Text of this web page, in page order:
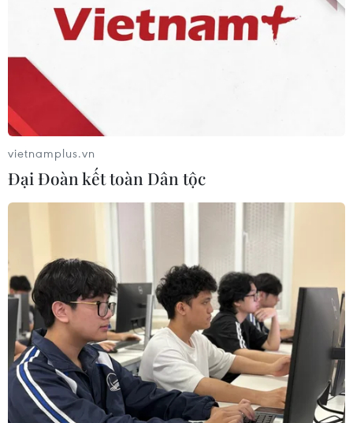
các kế hoạch kinh tế
19/11/2019 04:07
Kể từ khi nhà lãnh đạo Kim Jong-un lên nắm quyền
cách đây 7 năm, nền kinh tế Triều Tiên đã có sự cải
thiện đáng kể với tốc độ tăng trưởng trung bình từ 1-5%
mỗi năm.
vietnamplus.vn
Đại Đoàn kết toàn Dân tộc